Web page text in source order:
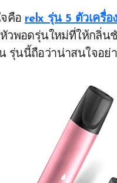
คือ relx รุ่น 5 ตัวเครื่อ
วพอดรุ่นใหม่ที่ให้กลิ่น
รุ่นนี้ถือว่าน่าสนใจอย่า